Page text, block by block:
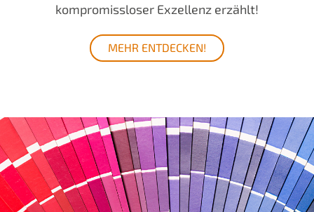
kompromissloser Exzellenz erzählt!
MEHR ENTDECKEN!